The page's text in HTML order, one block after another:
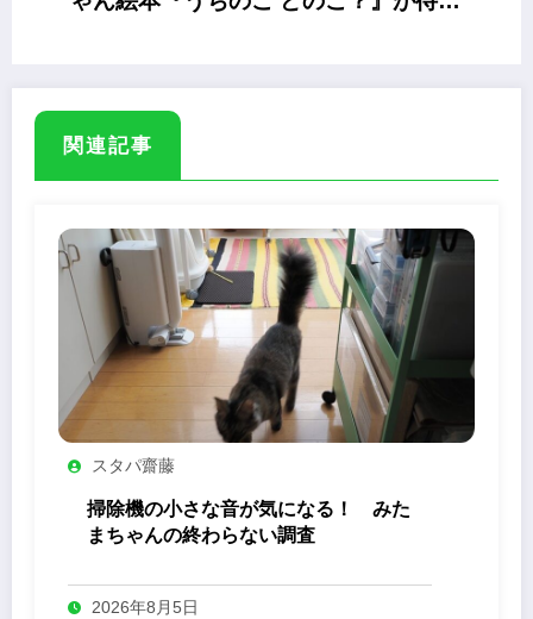
関連記事
スタパ齋藤
掃除機の小さな音が気になる！ みた
まちゃんの終わらない調査
2026年8月5日